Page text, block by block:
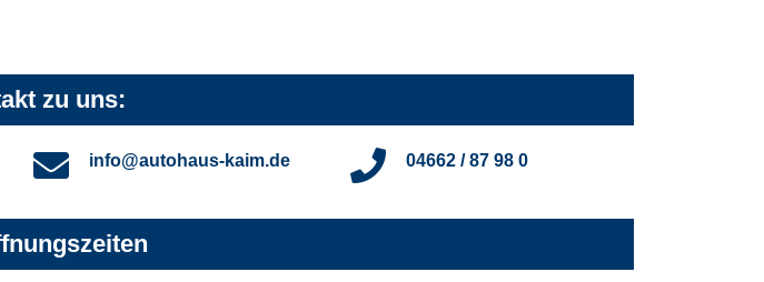
zu uns:
info@autohaus-kaim.de 04662 / 87 98 0